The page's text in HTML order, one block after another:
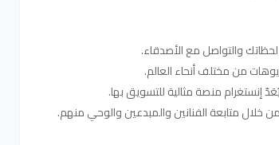
والتواصل مع الأصدقاء.
من مختلف أنحاء العالم.
يُعَدّ إنستغرام منصة مثالية للتسويق بها.
خلال متابعة الفنانين والمبدعين والوحي منهم.